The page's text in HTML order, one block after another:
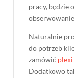
pracy, będzie
Naturalnie
do potrzeb
zamówić
Dodatkowo